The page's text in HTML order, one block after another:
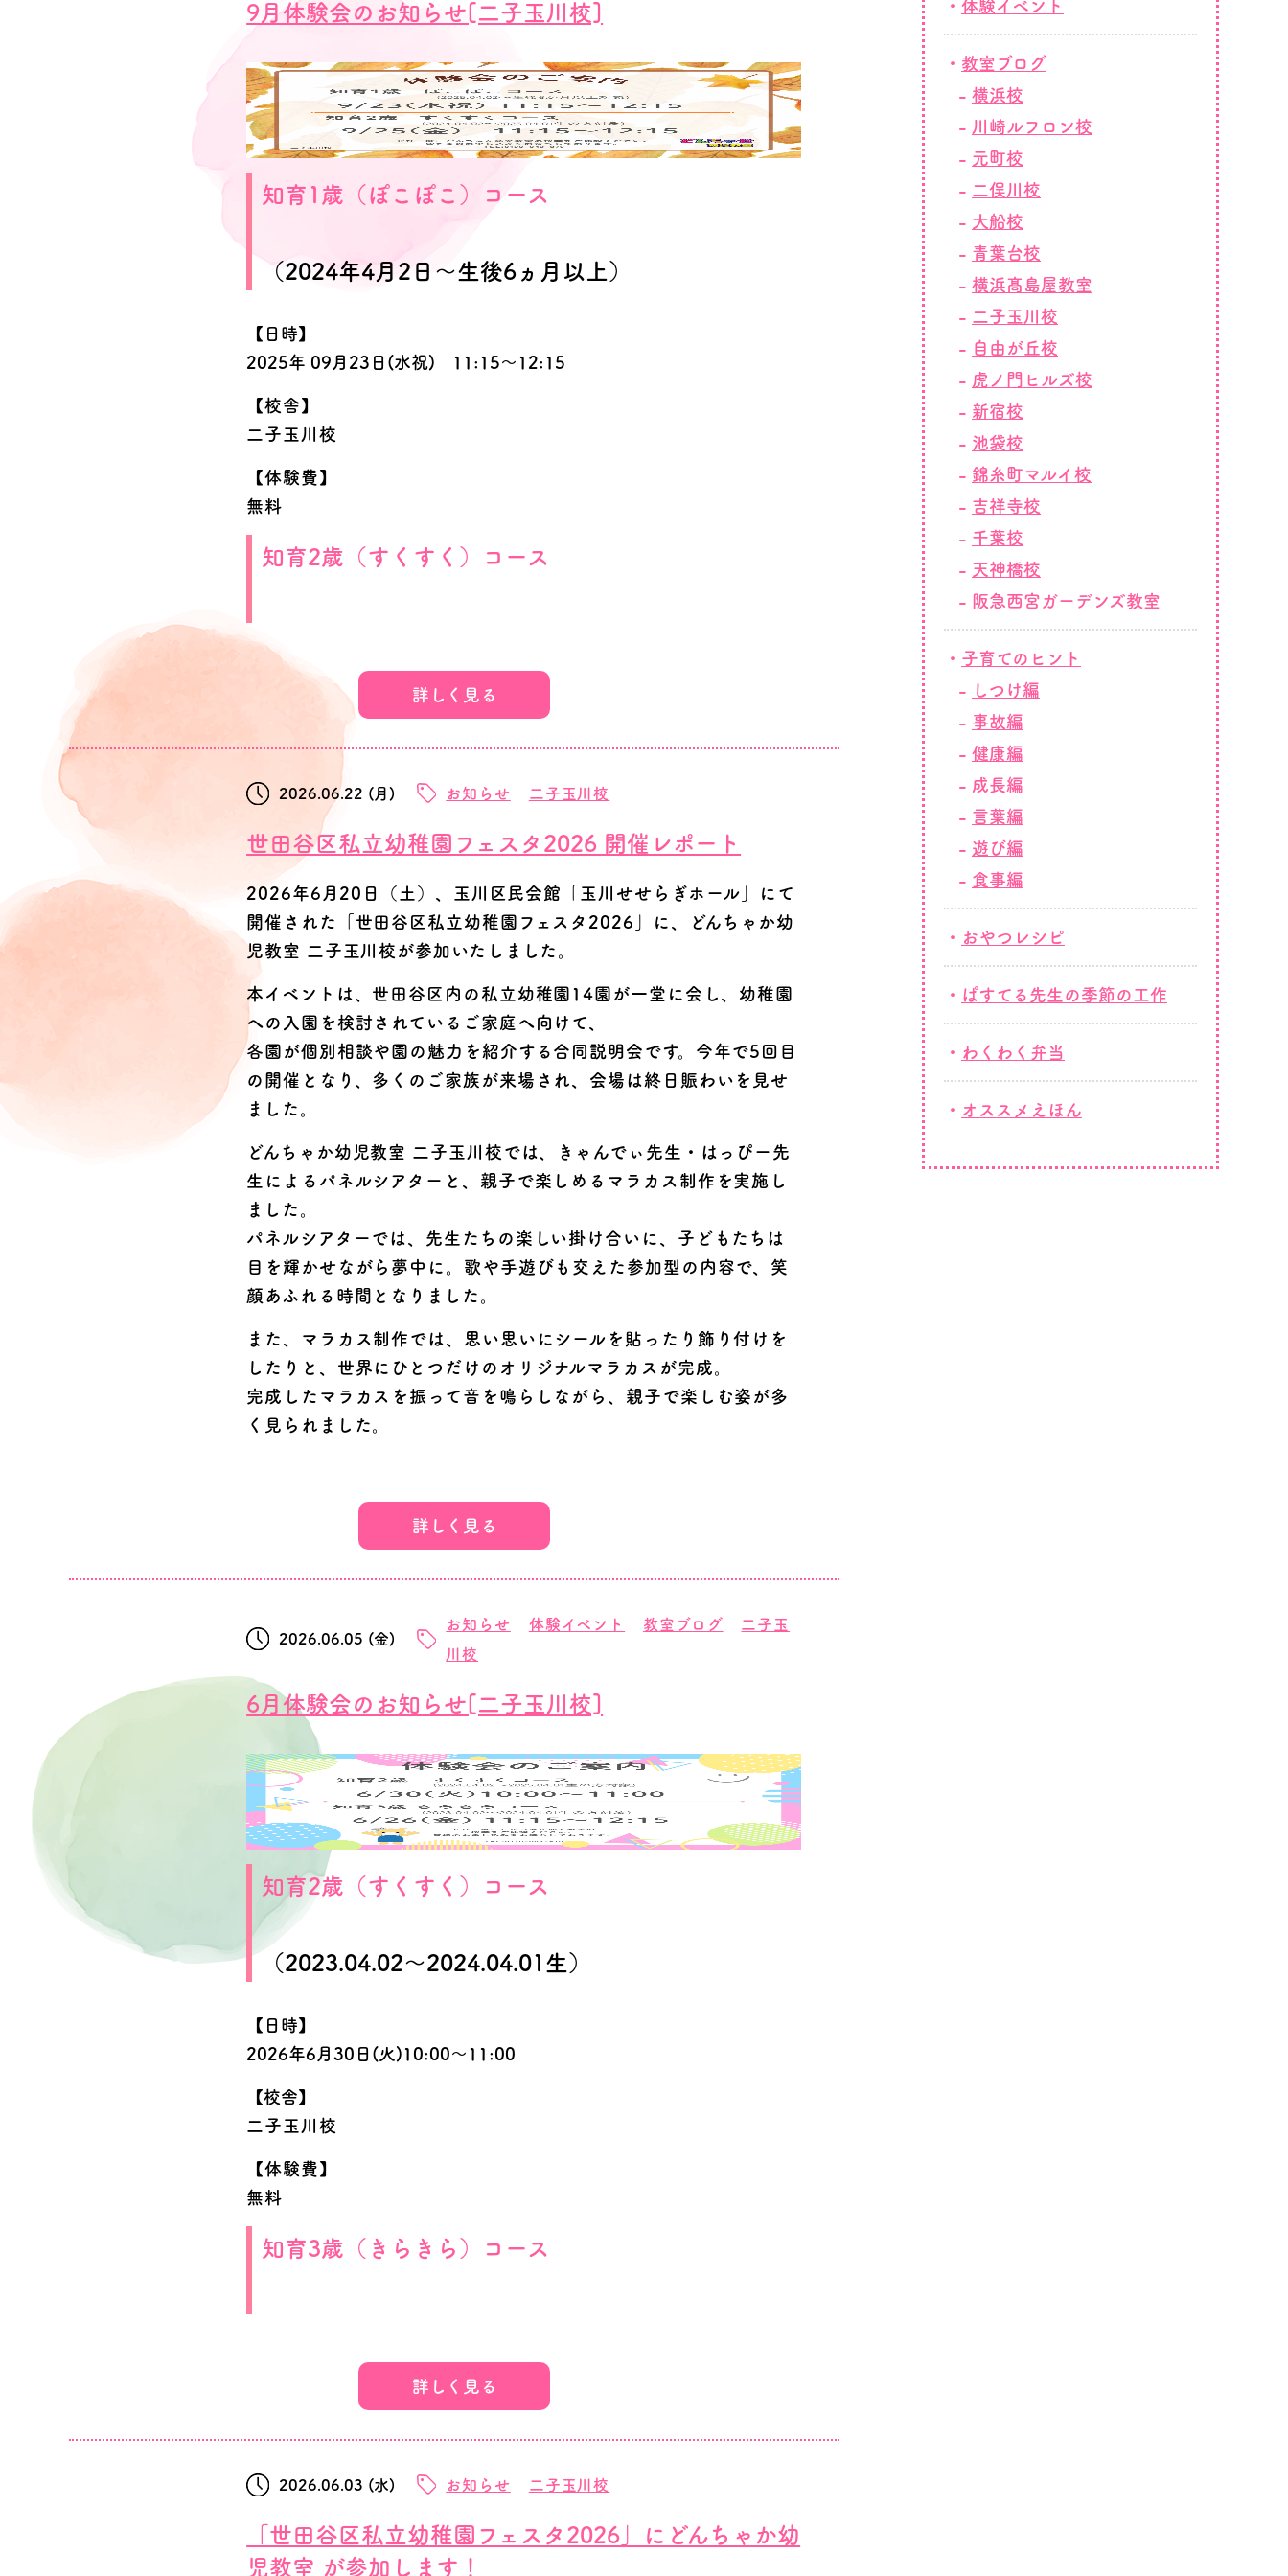
9月体験会のお知らせ[二子玉川校]
知育1歳（ぽこぽこ）コース
（2024年4月2日～生後6ヵ月以上）
【日時】
2025年 09月23日(水祝) 11:15～12:15
【校舎】
二子玉川校
【体験費】
無料
知育2歳（すくすく）コース
2026年09月25日(金) 11:15～12:15
二子玉川校
【体験費】
お電話でお申し込みください。
▼どんちゃかのLINEができました。
詳しく見る
2026.06.22 (月) お知らせ 二子玉川校
世田谷区私立幼稚園フェスタ2026 開催レポート
2026年6月20日（土）、玉川区民会館「玉川せせらぎホール」にて
開催された「世田谷区私立幼稚園フェスタ2026」に、どんちゃか幼
児教室 二子玉川校が参加いたしました。
本イベントは、世田谷区内の私立幼稚園14園が一堂に会し、幼稚園
への入園を検討されているご家庭へ向けて、
各園が個別相談や園の魅力を紹介する合同説明会です。今年で5回目
の開催となり、多くのご家族が来場され、会場は終日賑わいを見せ
ました。
どんちゃか幼児教室 二子玉川校では、きゃんでぃ先生・はっぴー先
生によるパネルシアターと、親子で楽しめるマラカス制作を実施し
ました。
パネルシアターでは、先生たちの楽しい掛け合いに、子どもたちは
目を輝かせながら夢中に。歌や手遊びも交えた参加型の内容で、笑
顔あふれる時間となりました。
また、マラカス制作では、思い思いにシールを貼ったり飾り付けを
したりと、世界にひとつだけのオリジナルマラカスが完成。
完成したマラカスを振って音を鳴らしながら、親子で楽しむ姿が多
く見られました。
ご来場いただいた皆さま、ありがとうございました。
どんちゃか幼児教室では、これからも親子で笑顔になれる体験を通
詳しく見る
2026.06.05 (金)
お知らせ 体験イベント 教室ブログ
二子玉
川校
6月体験会のお知らせ[二子玉川校]
知育2歳（すくすく）コース
（2023.04.02～2024.04.01生）
【日時】
2026年6月30日(火)10:00～11:00
【校舎】
二子玉川校
【体験費】
無料
知育3歳（きらきら）コース
二子玉川校
【体験費】
無料
詳しく見る
2026.06.03 (水) お知らせ 二子玉川校
「世田谷区私立幼稚園フェスタ2026」にどんちゃか幼
児教室 が参加します！
体験イベント
教室ブログ
横浜校
川崎ルフロン校
元町校
二俣川校
大船校
青葉台校
横浜髙島屋教室
二子玉川校
自由が丘校
虎ノ門ヒルズ校
新宿校
池袋校
錦糸町マルイ校
吉祥寺校
千葉校
天神橋校
阪急西宮ガーデンズ教室
子育てのヒント
しつけ編
事故編
健康編
成長編
言葉編
遊び編
食事編
おやつレシピ
ぱすてる先生の季節の工作
わくわく弁当
オススメえほん